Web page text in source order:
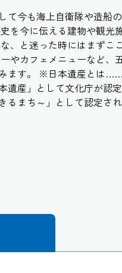
て今も海上自衛隊や造船
を今に伝える建物や観光
、と迷った時にはまず
やカフェメニューなど、
ます。 ※日本遺産とは
遺産」として文化庁が認
まち～」として認定され